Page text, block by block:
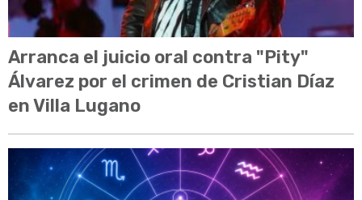
Arranca el juicio oral contra "Pity"
Álvarez por el crimen de Cristian Díaz
en Villa Lugano